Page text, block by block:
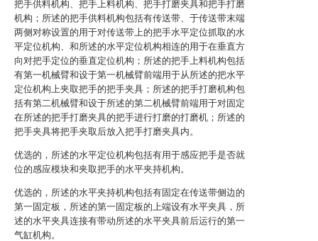
把手供料机构、把手上料机构、把手打磨夹具和把手打磨
机构；所述的把手供料机构包括有传送带、于传送带末端
两侧对称设置的用于对传送带上的把手水平定位抓取的水
平定位机构、和所述的水平定位机构相连的用于在垂直方
向对把手定位的垂直定位机构；所述的把手上料机构包括
有第一机械臂和设于第一机械臂前端用于从所述的把水平
定位机构上夹取把手的把手夹具；所述的把手打磨机构包
括有第二机械臂和设于所述的第二机械臂前端用于对固定
在所述的把手打磨夹具的把手进行打磨的打磨机；所述的
把手夹具将把手夹取后放入把手打磨夹具内。
优选的，所述的水平定位机构包括有用于感应把手是否就
位的感应模块和夹取把手的水平夹持机构。
优选的，所述的水平夹持机构包括有固定在传送带侧边的
第一固定板，所述的第一固定板的上端设有水平夹具，所
述的水平夹具连接有带动所述的水平夹具前后运行的第一
气缸机构。